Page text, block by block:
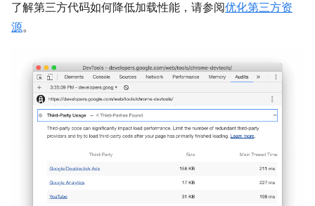
了解第三方代码如何降低加载性能，请参阅优化第三方资
源。